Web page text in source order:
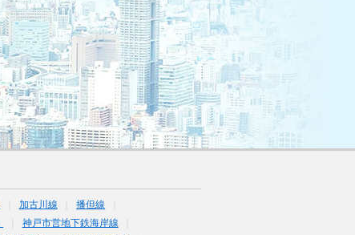
加古川線
播但線
神戸市営地下鉄海岸線